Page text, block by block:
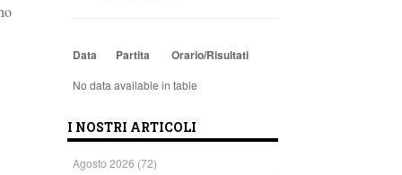
Data Partita Orario/Risultati
No data available in table
I NOSTRI ARTICOLI
Agosto 2026 (72)